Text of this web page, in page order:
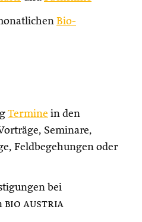
Bio-
Termine in den
Seminare,
Feldbegehungen oder
bei
bio austria